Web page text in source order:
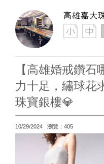
高雄嘉大
【高雄婚戒鑽
力十足，繡球花
珠寶銀樓💎
10/29/2024 瀏覽：405